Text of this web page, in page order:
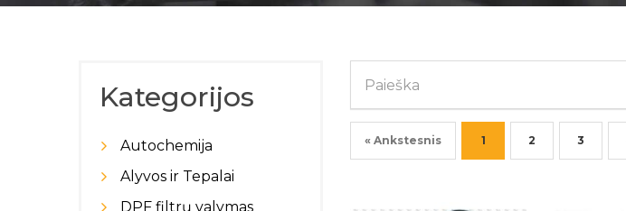
Kategorijos
Autochemija
Alyvos ir Tepalai
DPF filtrų valymas
« Ankstesnis 1 2 3